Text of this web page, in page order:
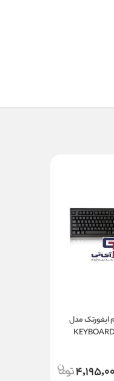
کیبورد و ماوس بی سیم ایفورتک مدل